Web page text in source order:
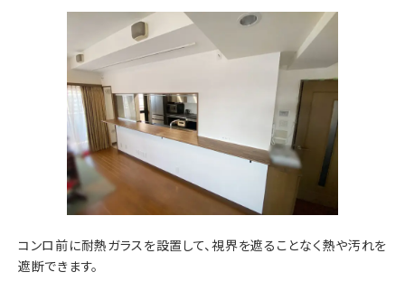
コンロ前に耐熱ガラスを設置して、視界を遮ることなく熱や汚れを
遮断できます。